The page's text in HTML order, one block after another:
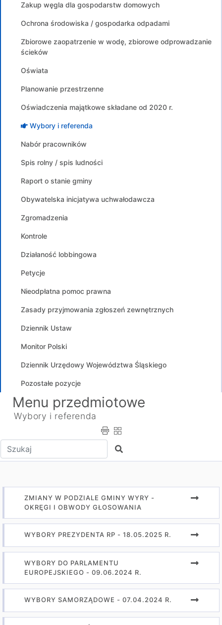
Zakup węgla dla gospodarstw domowych
Ochrona środowiska / gospodarka odpadami
Zbiorowe zaopatrzenie w wodę, zbiorowe odprowadzanie
ścieków
Oświata
Planowanie przestrzenne
Oświadczenia majątkowe składane od 2020 r.
Wybory i referenda
Nabór pracowników
Spis rolny / spis ludności
Raport o stanie gminy
Obywatelska inicjatywa uchwałodawcza
Zgromadzenia
Kontrole
Działaność lobbingowa
Petycje
Nieodpłatna pomoc prawna
Zasady przyjmowania zgłoszeń zewnętrznych
Dziennik Ustaw
Monitor Polski
Dziennik Urzędowy Województwa Śląskiego
Pozostałe pozycje
Menu przedmiotowe
Wybory i referenda
Wpisz tekst do wyszukania Szukaj
ZMIANY W PODZIALE GMINY WYRY -
OKRĘGI I OBWODY GŁOSOWANIA
WYBORY PREZYDENTA RP - 18.05.2025 R.
WYBORY DO PARLAMENTU
EUROPEJSKIEGO - 09.06.2024 R.
WYBORY SAMORZĄDOWE - 07.04.2024 R.